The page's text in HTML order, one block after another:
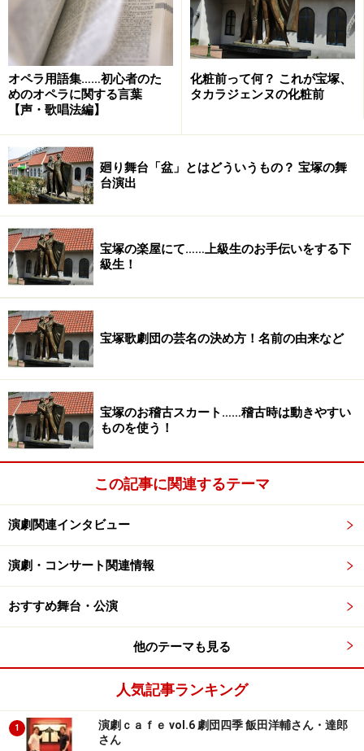
った作品でもあります。
劇団四季がこの「キャッツ」を上演し成功させた事が、
日本にミュージカル文化を浸透させる大きなきっかけに
なったと言っても過言ではない訳で、この作品に関わっ
ジし、皆が一つの同じ夢に向かっていったのだと思うと
何だか胸が熱くなりました。この模型は現在、この場所
でしか目にする事が出来ません。初演から30年、「キャ
ッツ」と共に歩んだ最初のキャッツシアター模型。まさ
に、メモリー!?
「オペラ座の怪人」2幕の衣装とセットの一部
こちらは「オペラ座の怪人」2幕冒頭でクリスティーヌ
とラウルが「マスカレード」を歌い踊る時の衣装とセッ
トの一部。こうしてこの場に3つ並べてあるとちょっと
シュールな気もしますが、セットの一部を至近距離でま
ミュージカルコーナーではこの他にも劇団四季がこれま
部、写真パネル等が多数展示されています。その中から
自分のお気に入りの作品を探して思い出に浸ってみた
り、今後観劇したいミュージカルをチェックしてみる、
なんて言うのもアリだと思います。
「クレイジー・フォー・ユー」のサイン入り盆やボビー
役の加藤敬二さんが実際に履いたタップシューズ、「
イーダ」の兵士の駒、「ウィキッド」の緑の薬瓶、「ジ
ーザスクライスト＝スーパースター
オペラ用語集……初心者のた
めのオペラに関する言葉
【声・歌唱法編】
化粧前って何？ これが宝塚、
タカラジェンヌの化粧前
廻り舞台「盆」とはどういうもの？ 宝塚の舞
台演出
宝塚の楽屋にて……上級生のお手伝いをする下
級生！
宝塚歌劇団の芸名の決め方！名前の由来など
宝塚のお稽古スカート……稽古時は動きやすい
ものを使う！
この記事に関連するテーマ
演劇関連インタビュー
演劇・コンサート関連情報
おすすめ舞台・公演
他のテーマも見る
人気記事ランキング
1
演劇ｃａｆｅ vol.6 劇団四季 飯田洋輔さん・達郎
さん